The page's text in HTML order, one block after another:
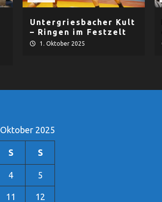
Untergriesbacher Kult
– Ringen im Festzelt
1. Oktober 2025
Oktober 2025
S S
4 5
11 12